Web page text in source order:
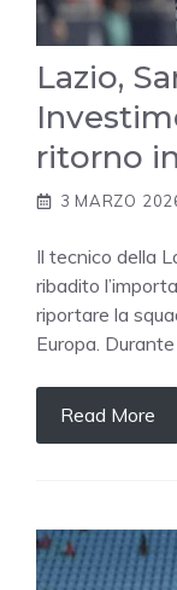
Lazio,
ritorno
3 MARZO
Il tecnico della
ribadito
riportare la
Europa.
Read More